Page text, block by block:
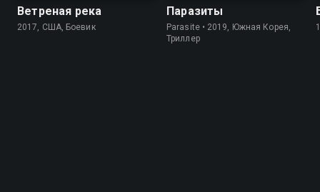
Ветреная река
2017, США, Боевик
Паразиты
Parasite • 2019, Южная Корея,
Триллер